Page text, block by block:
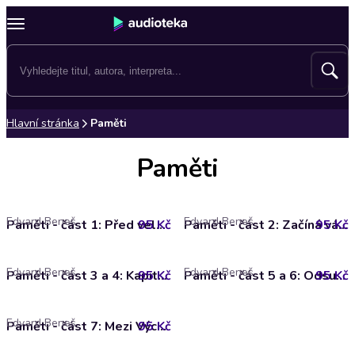
Hlavní stránka Paměti
Paměti
Paměti - část 1: Před velkou bouří
Edvard Beneš 95 Kč Paměti - část 2: Začíná válka
Edvard Beneš 95 Kč
Paměti - část 3 a 4: Kapitulace Francie a napadení SSSR
Edvard Beneš 95 Kč Paměti - část 5 a 6: Odsun sudetských Němců a USA ve válce
Edvard Beneš 95 Kč
Paměti - část 7: Mezi Východem a Západem
Edvard Beneš 95 Kč